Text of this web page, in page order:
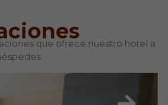
que ofrece nuestro hotel a